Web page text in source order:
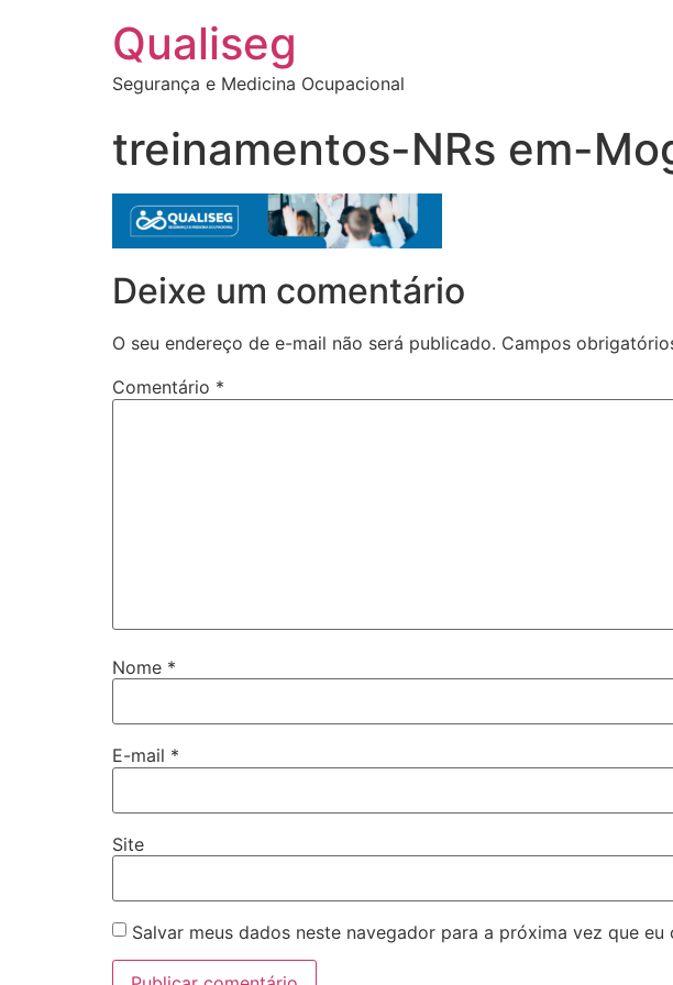
Qualiseg
Segurança e Medicina Ocupacional
treinamentos-NRs em-
Deixe um comentário
O seu endereço de e-mail não será publicado. Campos
Comentário *
Nome *
E-mail *
Site
Salvar meus dados neste navegador para a próxima vez que eu